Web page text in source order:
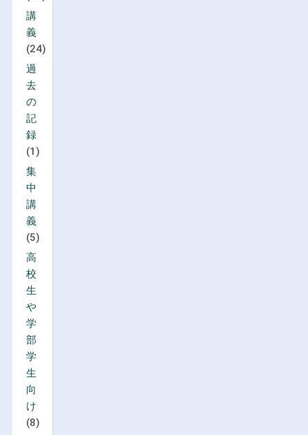
講
義
(24)
過
去
の
記
録
(1)
集
中
講
義
(5)
高
校
生
や
学
部
学
生
向
け
(8)